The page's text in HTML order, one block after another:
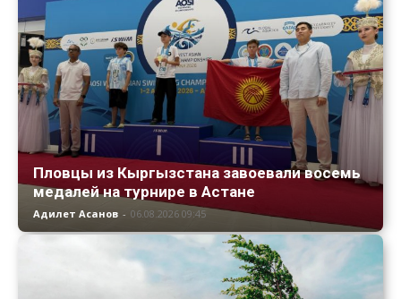
Пловцы из Кыргызстана завоевали восемь
медалей на турнире в Астане
Адилет Асанов - 06.08.2026 09:45